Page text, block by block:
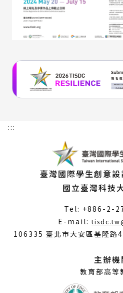
:::
臺灣國際學生創意
國立臺灣科技
Tel: +886-2-
E-mail:
106335 臺北市大安區基隆路
主辦機
教育部高等